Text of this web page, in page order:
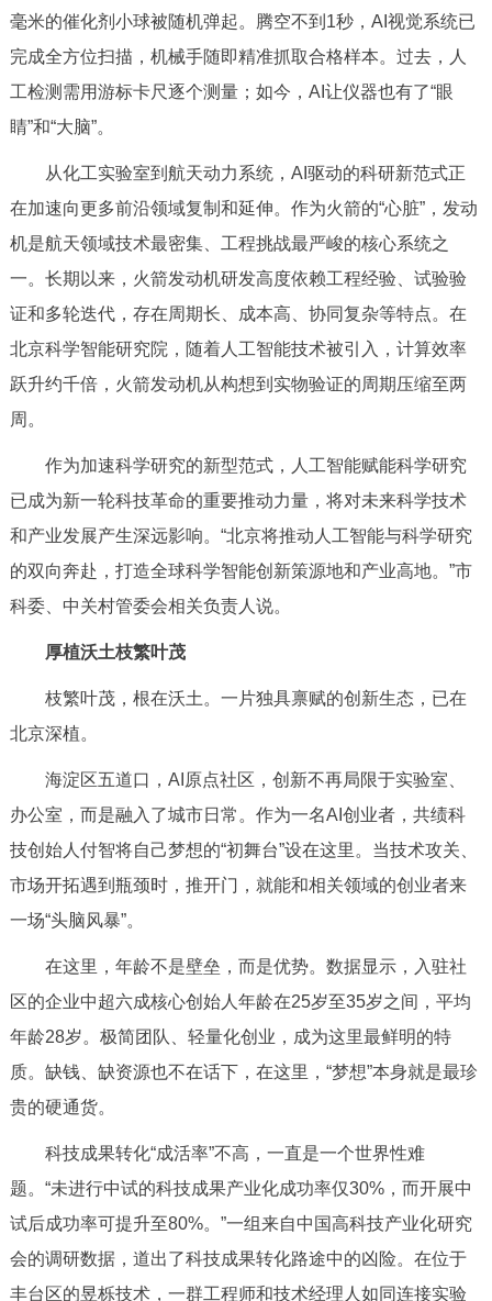
多语种
ENGLISH 한국어 日本語
DEUTSCH
ESPAÑOL العربية PORTUGUÊS
回到顶部
毫米的催化剂小球被随机弹起。腾空不到1秒，AI视觉系统已
完成全方位扫描，机械手随即精准抓取合格样本。过去，人
工检测需用游标卡尺逐个测量；如今，AI让仪器也有了“眼
睛”和“大脑”。
从化工实验室到航天动力系统，AI驱动的科研新范式正
在加速向更多前沿领域复制和延伸。作为火箭的“心脏”，发动
机是航天领域技术最密集、工程挑战最严峻的核心系统之
一。长期以来，火箭发动机研发高度依赖工程经验、试验验
证和多轮迭代，存在周期长、成本高、协同复杂等特点。在
北京科学智能研究院，随着人工智能技术被引入，计算效率
跃升约千倍，火箭发动机从构想到实物验证的周期压缩至两
周。
作为加速科学研究的新型范式，人工智能赋能科学研究
已成为新一轮科技革命的重要推动力量，将对未来科学技术
和产业发展产生深远影响。“北京将推动人工智能与科学研究
的双向奔赴，打造全球科学智能创新策源地和产业高地。”市
科委、中关村管委会相关负责人说。
厚植沃土枝繁叶茂
枝繁叶茂，根在沃土。一片独具禀赋的创新生态，已在
北京深植。
海淀区五道口，AI原点社区，创新不再局限于实验室、
办公室，而是融入了城市日常。作为一名AI创业者，共绩科
技创始人付智将自己梦想的“初舞台”设在这里。当技术攻关、
市场开拓遇到瓶颈时，推开门，就能和相关领域的创业者来
一场“头脑风暴”。
在这里，年龄不是壁垒，而是优势。数据显示，入驻社
区的企业中超六成核心创始人年龄在25岁至35岁之间，平均
年龄28岁。极简团队、轻量化创业，成为这里最鲜明的特
质。缺钱、缺资源也不在话下，在这里，“梦想”本身就是最珍
贵的硬通货。
科技成果转化“成活率”不高，一直是一个世界性难
题。“未进行中试的科技成果产业化成功率仅30%，而开展中
试后成功率可提升至80%。”一组来自中国高科技产业化研究
会的调研数据，道出了科技成果转化路途中的凶险。在位于
丰台区的昱栎技术，一群工程师和技术经理人如同连接实验